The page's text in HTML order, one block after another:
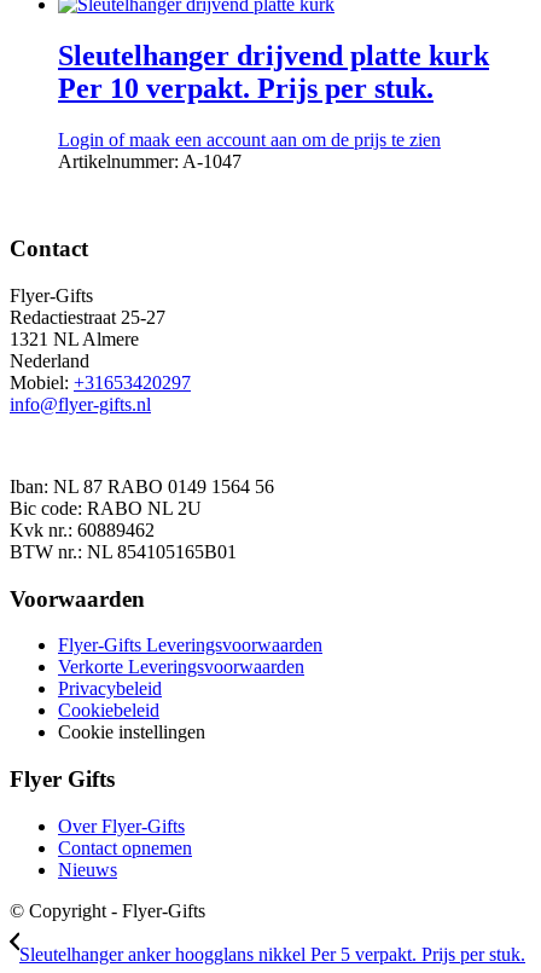
Sleutelhanger drijvend platte kurk
Per 10 verpakt. Prijs per stuk.
Login of maak een account aan om de prijs te zien
Artikelnummer: A-1047
Contact
Flyer-Gifts
Redactiestraat 25-27
1321 NL Almere
Nederland
Mobiel: +31653420297
info@flyer-gifts.nl
Iban: NL 87 RABO 0149 1564 56
Bic code: RABO NL 2U
Kvk nr.: 60889462
BTW nr.: NL 854105165B01
Voorwaarden
Flyer-Gifts Leveringsvoorwaarden
Verkorte Leveringsvoorwaarden
Privacybeleid
Cookiebeleid
Cookie instellingen
Flyer Gifts
Over Flyer-Gifts
Contact opnemen
Nieuws
© Copyright - Flyer-Gifts
Sleutelhanger anker hoogglans nikkel Per 5 verpakt. Prijs per stuk.